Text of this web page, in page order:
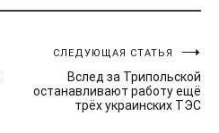
СЛЕДУЮЩАЯ СТАТЬЯ
Вслед за Трипольской
останавливают работу ещё
трёх украинских ТЭС